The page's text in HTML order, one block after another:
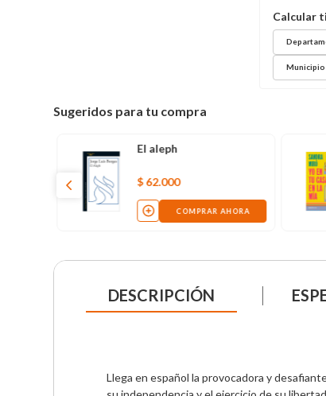
Municipio
Sugeridos para tu compra
El aleph
$ 62.000
COMPRAR AHORA
DESCRIPCIÓN
Llega en español la provocadora y